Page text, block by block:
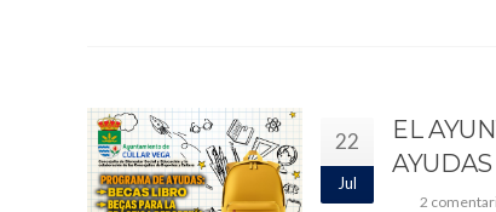
22
Jul
EL
2